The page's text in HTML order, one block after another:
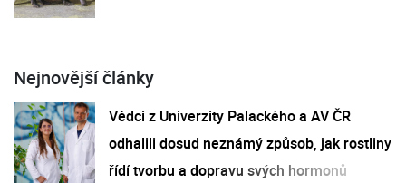
Nejnovější články
Vědci z Univerzity Palackého a AV ČR
odhalili dosud neznámý způsob, jak rostliny
řídí tvorbu a dopravu svých hormonů